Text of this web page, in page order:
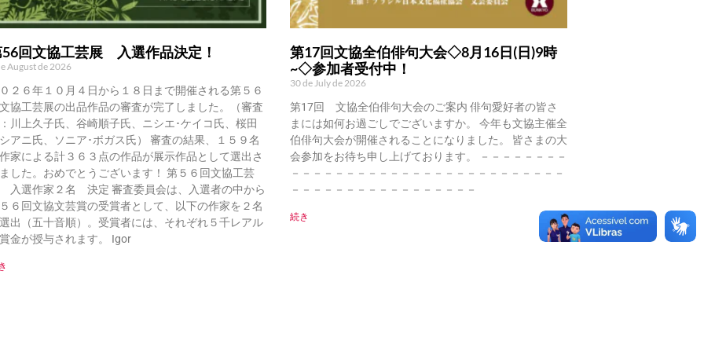
回文協工芸展 入選作品決定！
August de 2026
２６年１０月４日から１８日まで開催される第５６
協工芸展の出品作品の審査が完了しました。（審査
川上久子氏、谷崎順子氏、ニシエ･ケイコ氏、桜田
アニ氏、ソニア･ボガス氏） 審査の結果、１５９名
家による計３６３点の作品が展示作品として選出さ
した。おめでとうございます！ 第５６回文協工芸
入選作家２名 決定 審査委員会は、入選者の中から
６回文協文芸賞の受賞者として、以下の作家を２名
出（五十音順）。受賞者には、それぞれ５千レアル
金が授与されます。 Igor
第17回文協全伯俳句大会◇8月16日(日)9時
~◇参加者受付中！
30 de July de 2026
第17回 文協全伯俳句大会のご案内 俳句愛好者の皆さ
まには如何お過ごしでございますか。 今年も文協主催全
伯俳句大会が開催されることになりました。 皆さまの大
会参加をお待ち申し上げております。 －－－－－－－－
－－－－－－－－－－－－－－－－－－－－－－－－－
－－－－－－－－－－－－－－－－－
続き